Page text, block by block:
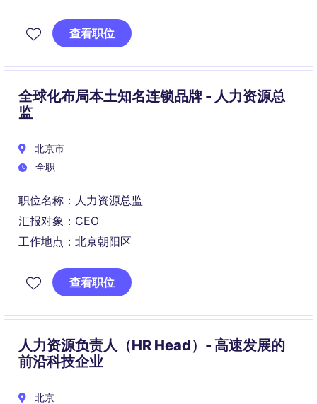
2. 公司整体氛围好，文化比较开放，接纳和欢迎有能力
的职业经理人。
查看职位
全球化布局本土知名连锁品牌 - 人力资源总
监
北京市
全职
职位名称：人力资源总监
汇报对象：CEO
工作地点：北京朝阳区
查看职位
人力资源负责人（HR Head）- 高速发展的
前沿科技企业
北京